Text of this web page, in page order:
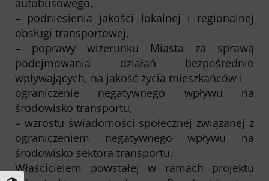
autobusowego,
– podniesienia jakości lokalnej i regionalnej
obsługi transportowej,
– poprawy wizerunku Miasta za sprawą
podejmowania działań bezpośrednio
wpływających, na jakość życia mieszkańców i
ograniczenie negatywnego wpływu na
środowisko transportu,
– wzrostu świadomości społecznej związanej z
ograniczeniem negatywnego wpływu na
środowisko sektora transportu.
Właścicielem powstałej w ramach projektu